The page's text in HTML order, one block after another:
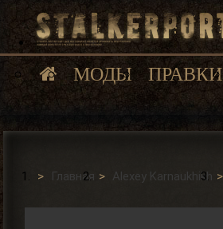
МОДЫ ПРАВКИ
Главная Alexey Karnaukhikh